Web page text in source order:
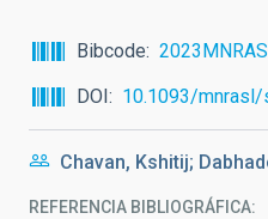
Bibcode
DOI
10.1093/
Chavan, Kshitij;
REFERENCIA BIBLIOGRÁFICA